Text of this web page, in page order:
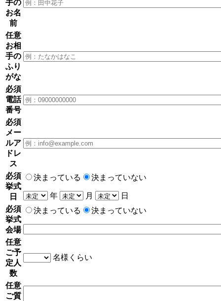
手の
お名
前
任意
お相
手の
ふり
がな
必須
電話
番号
必須
メー
ルア
ドレ
ス
必須
挙式
日
決まっている 決まっていない
年 月
日
必須
挙式
会場
決まっている 決まっていない
任意
ご予
定人
数
名様くらい
任意
ご質